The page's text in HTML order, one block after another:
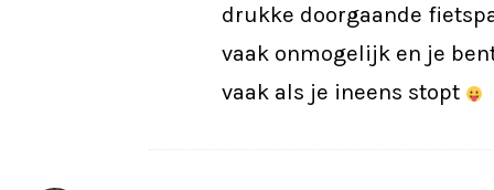
drukke doorgaande
vaak onmogelijk en je
vaak als je ineens stopt